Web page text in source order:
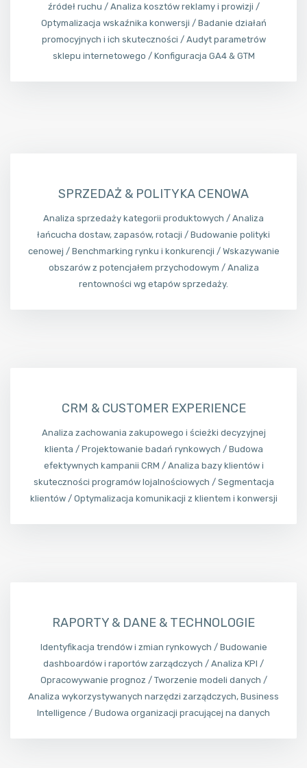
źródeł ruchu / Analiza kosztów reklamy i prowizji /
Optymalizacja wskaźnika konwersji / Badanie działań
promocyjnych i ich skuteczności / Audyt parametrów
sklepu internetowego / Konfiguracja GA4 & GTM
SPRZEDAŻ & POLITYKA CENOWA
Analiza sprzedaży kategorii produktowych / Analiza
łańcucha dostaw, zapasów, rotacji / Budowanie polityki
cenowej / Benchmarking rynku i konkurencji / Wskazywanie
obszarów z potencjałem przychodowym / Analiza
rentowności wg etapów sprzedaży.
CRM & CUSTOMER EXPERIENCE
Analiza zachowania zakupowego i ścieżki decyzyjnej
klienta / Projektowanie badań rynkowych / Budowa
efektywnych kampanii CRM / Analiza bazy klientów i
skuteczności programów lojalnościowych / Segmentacja
klientów / Optymalizacja komunikacji z klientem i konwersji
RAPORTY & DANE & TECHNOLOGIE
Identyfikacja trendów i zmian rynkowych / Budowanie
dashboardów i raportów zarządczych / Analiza KPI /
Opracowywanie prognoz / Tworzenie modeli danych /
Analiza wykorzystywanych narzędzi zarządczych, Business
Intelligence / Budowa organizacji pracującej na danych